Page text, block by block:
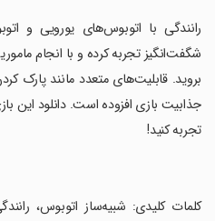
‏رانندگی با اتوبوس‌های یورویی و
شگفت‌انگیز تجربه کرده و با انجام
بروید. قابلیت‌های متعدد مانند پارک
جذابیت بازی افزوده است. دانلود این
تجربه کنید!
‏کلمات کلیدی: شبیه‌ساز اتوبوس،